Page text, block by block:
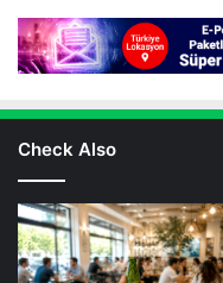
Check Also